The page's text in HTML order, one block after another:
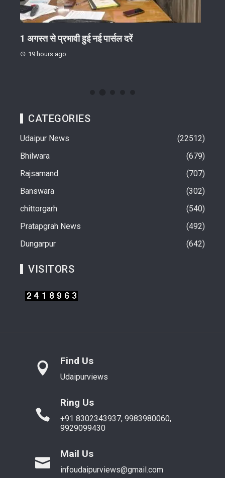
1 अगस्त से प्रभावी हुई नई पार्सल दरें
19 hours ago
CATEGORIES
Udaipur News
22512
Bhilwara
679
Rajsamand
707
Banswara
302
chittorgarh
540
Pratapgrah News
492
Dungarpur
642
VISITORS
Find Us
Udaipurviews
Ring Us
+91 8302343937, 9983980060,
9929099430
Mail Us
infoudaipurviews@gmail.com